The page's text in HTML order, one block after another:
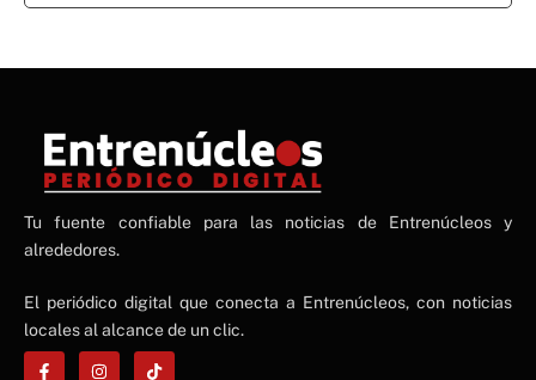
NE
NEWS ELEMENTOR
Tu fuente confiable para las noticias de Entrenúcleos y
alrededores.
El periódico digital que conecta a Entrenúcleos, con noticias
locales al alcance de un clic.